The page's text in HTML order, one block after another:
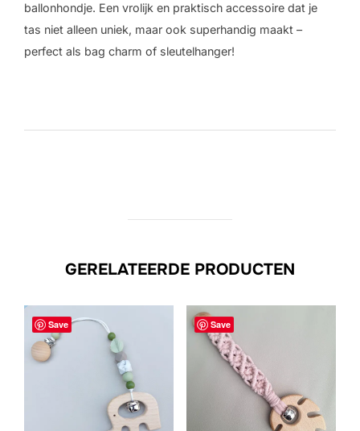
ballonhondje. Een vrolijk en praktisch accessoire dat je
tas niet alleen uniek, maar ook superhandig maakt –
perfect als bag charm of sleutelhanger!
GERELATEERDE PRODUCTEN
Save Save